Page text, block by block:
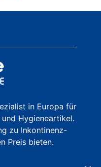
in Europa für
Hygieneartikel.
zu Inkontinenz-
Preis bieten.